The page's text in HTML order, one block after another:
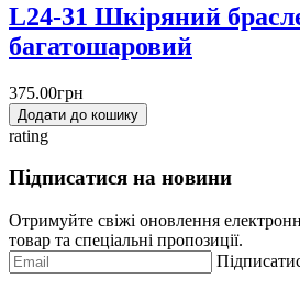
L24-31 Шкіряний
багатошаровий
375.00грн
Додати до кошику
rating
Підписатися на новини
Отримуйте свіжі оновлення
товар та спеціальні пропозиції.